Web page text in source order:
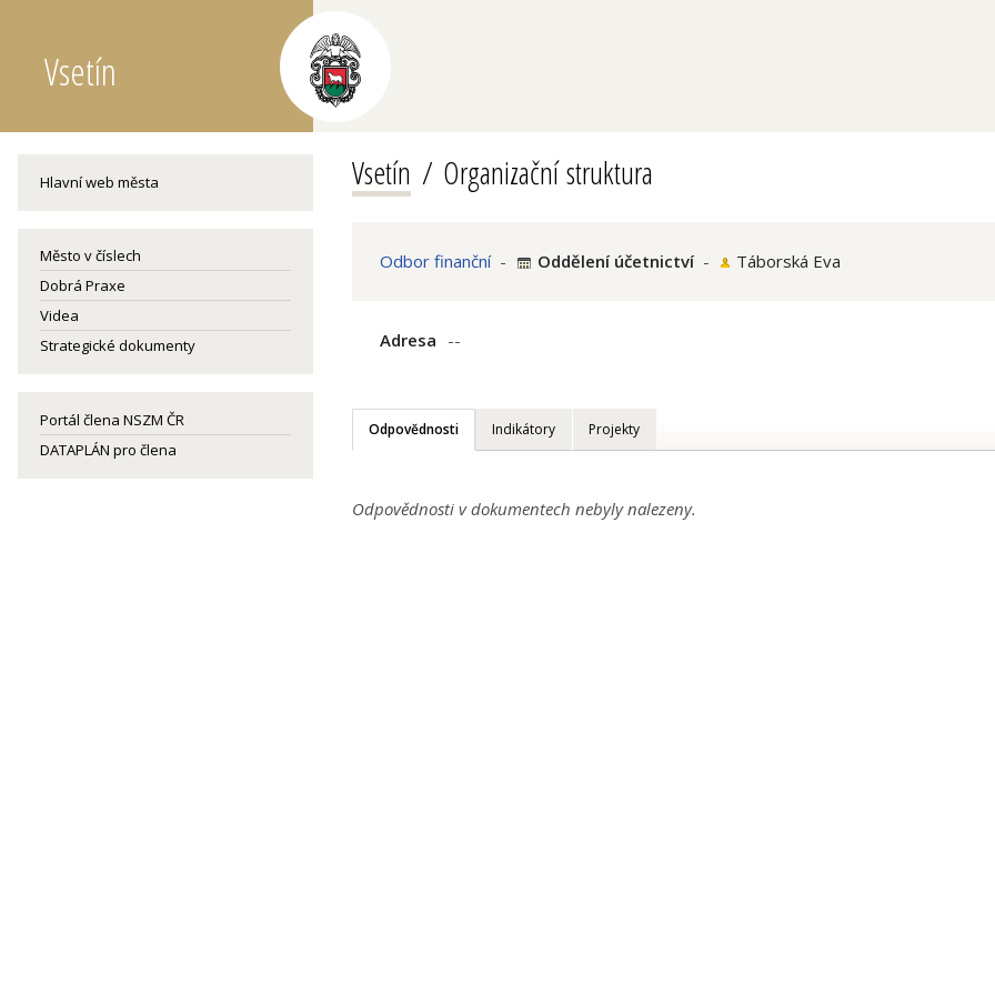
Vsetín
Hlavní web města
Město v číslech
Dobrá Praxe
Videa
Strategické dokumenty
Portál člena NSZM ČR
DATAPLÁN pro člena
Vsetín Organizační struktura
Odbor finanční- Oddělení účetnictví- Táborská Eva
Adresa --
Odpovědnosti Indikátory Projekty
Odpovědnosti v dokumentech nebyly nalezeny.